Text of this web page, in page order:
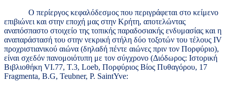
Ο περίεργος κεφαλόδεσμος που περιγράφεται στο κείμενο
επιβιώνει και στην εποχή μας στην Κρήτη, αποτελώντας
αναπόσπαστο στοιχείο της τοπικής παραδοσιακής ενδυμασίας και η
αναπαράστασή του στην νεκρική στήλη δύο τοξοτών του τέλους IV
προχριστιανικού αιώνα (δηλαδή πέντε αιώνες πριν τον Πορφύριο),
είναι σχεδόν πανομοιότυπη με τον σύγχρονο (Διόδωρος: Ιστορική
Βιβλιοθήκη VI.77, Τ.3, Loeb, Πορφύριος Βίος Πυθαγόρου, 17
Fragmenta, B.G, Teubner, P. SaintYve: